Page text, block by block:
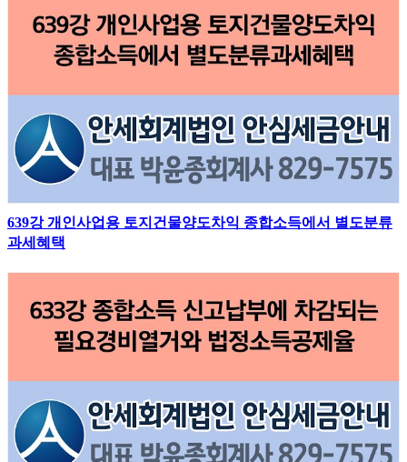
639강 개인사업용 토지건물양도차익 종합소득에서 별도분류
과세혜택